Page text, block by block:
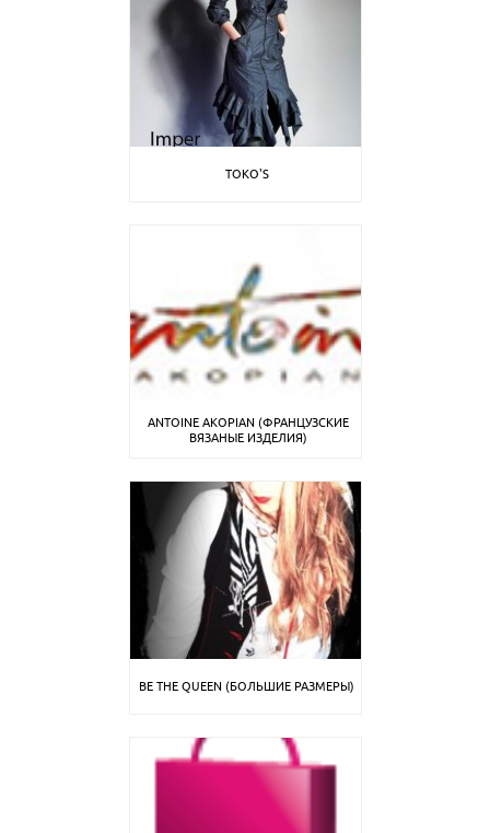
TOKO'S
ANTOINE AKOPIAN (ФРАНЦУЗСКИЕ
ВЯЗАНЫЕ ИЗДЕЛИЯ)
BE THE QUEEN (БОЛЬШИЕ РАЗМЕРЫ)